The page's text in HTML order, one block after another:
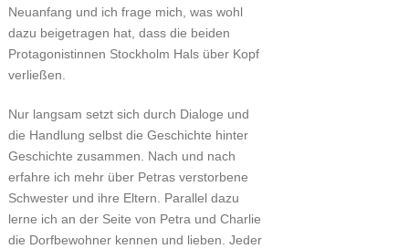
Neuanfang und ich frage mich, was wohl
dazu beigetragen hat, dass die beiden
Protagonistinnen Stockholm Hals über Kopf
verließen.
Nur langsam setzt sich durch Dialoge und
die Handlung selbst die Geschichte hinter
Geschichte zusammen. Nach und nach
erfahre ich mehr über Petras verstorbene
Schwester und ihre Eltern. Parallel dazu
lerne ich an der Seite von Petra und Charlie
die Dorfbewohner kennen und lieben. Jeder